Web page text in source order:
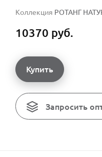
Коллекция РОТАНГ
10370 руб.
Купить
Запросить